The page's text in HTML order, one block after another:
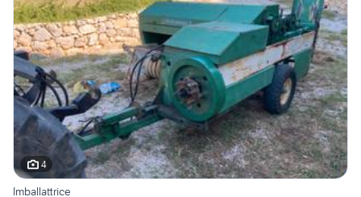
4
Imballattrice